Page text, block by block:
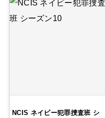
NCIS ネイビー犯罪捜査班 シ